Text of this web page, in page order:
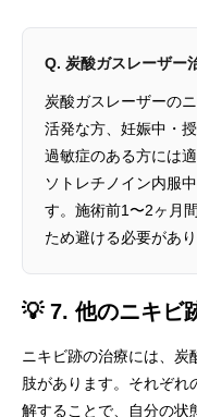
Q. 炭酸ガスレーザー
炭酸ガスレーザーの
活発な方、妊娠中・
過敏症のある方には
ソトレチノイン内服
す。施術前1〜2ヶ月
ため避ける必要があり
💡 7. 他のニキビ
ニキビ跡の治療には、炭
肢があります。それぞれ
解することで、自分の状